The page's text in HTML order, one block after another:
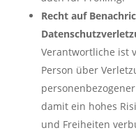
Recht auf
Verantwortliche ist
Person über
damit ein hohes
und Freiheiten